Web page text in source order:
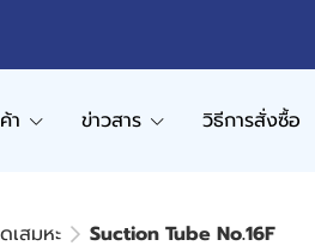
า ข่าวสาร วิธีการสั่งซื้อ
เสมหะ Suction Tube No.16F